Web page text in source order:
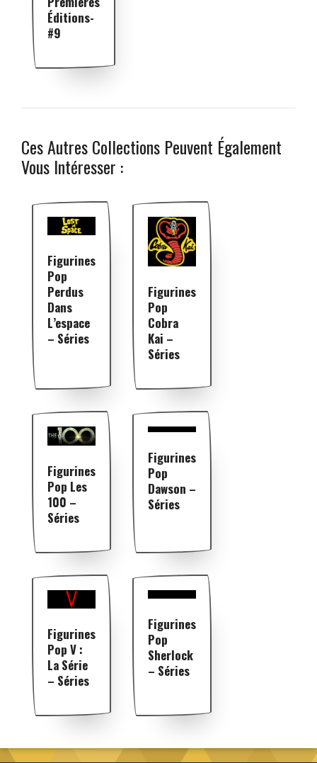
Éditions-
#9
Ces Autres Collections Peuvent Également
Vous Intéresser :
Figurines
Pop
Perdus
Dans
L’espace
– Séries
Figurines
Pop
Cobra
Kai –
Séries
Figurines
Pop Les
100 –
Séries
Figurines
Pop
Dawson –
Séries
Figurines
Pop V :
La Série
– Séries
Figurines
Pop
Sherlock
– Séries